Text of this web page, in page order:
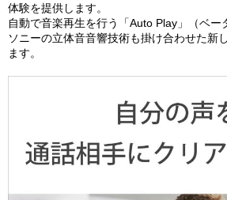
体験を提供します。
自動で音楽再生を行う「Auto Play」（ベー
ソニーの立体音音響技術も掛け合わせた新
ます。